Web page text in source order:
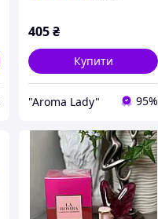
405₴
Купити
"Aroma Lady" 95%